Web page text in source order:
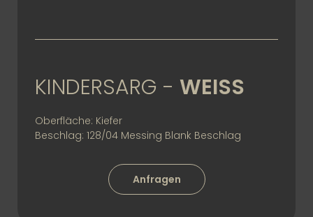
KINDERSARG - WEISS
Oberfläche: Kiefer
Beschlag: 128/04 Messing Blank Beschlag
Anfragen